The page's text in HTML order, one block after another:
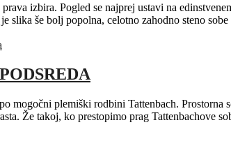
izbira. Pogled se najprej ustavi na
slika še bolj popolna, celotno zahodno steno
mogočni plemiški rodbini Tattenbach.
Že takoj, ko prestopimo prag Tattenbachove